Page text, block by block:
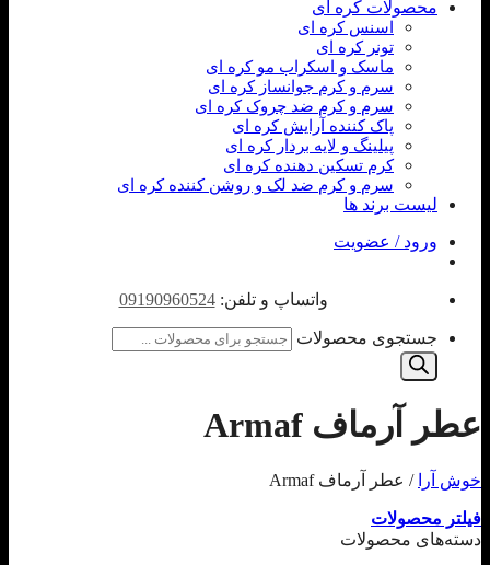
محصولات کره ای
اسنس کره ای
تونر کره ای
ماسک و اسکراب مو کره ای
سرم و کرم جوانساز کره ای
سرم و کرم ضد چروک کره ای
پاک کننده آرایش کره ای
پیلینگ و لایه بردار کره ای
کرم تسکین دهنده کره ای
سرم و کرم ضد لک و روشن کننده کره ای
لیست برند ها
ورود / عضویت
واتساپ و تلفن:09190960524
جستجوی محصولات
عطر آرماف Armaf
خوش آرا / عطر آرماف Armaf
فیلتر محصولات
دسته‌های محصولات